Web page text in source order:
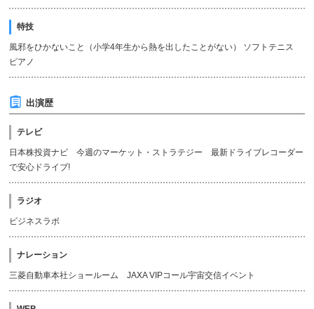
特技
風邪をひかないこと（小学4年生から熱を出したことがない） ソフトテニス
ピアノ
出演歴
テレビ
日本株投資ナビ 今週のマーケット・ストラテジー 最新ドライブレコーダー
で安心ドライブ!
ラジオ
ビジネスラボ
ナレーション
三菱自動車本社ショールーム JAXA VIPコール宇宙交信イベント